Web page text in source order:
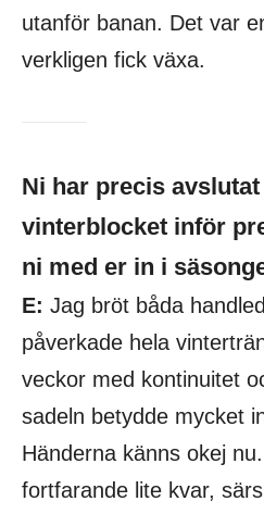
utanför banan. Det var
verkligen fick växa.
Ni har precis
vinterblocket inför
ni med er in i
E: Jag bröt båda
påverkade hela
veckor med kontinuitet
sadeln betydde mycket
Händerna känns okej
fortfarande lite kvar,